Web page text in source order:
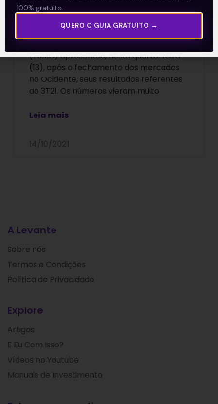
3T21
A Taiwan Semiconductor Manufacturing
(TSMC) apresentou, nesta quarta-feira
(13), após o fechamento dos mercados
no Ocidente, seus resultados referentes
ao 3T21. Os números vieram muito
Leia mais
A Levante
Sobre nós
Termos e Condições
Política de Privacidade
Explore
Artigos
E Eu Com Isso?
Vídeos no Youtube
Manuais de Investimento
100% gratuito.
QUERO O GUIA GRATUITO →